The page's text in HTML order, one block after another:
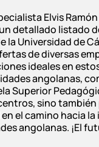
Elvis
detallado listado
Universidad de
de diversas
ideales en
angolanas,
Superior
sino
el camino hacia
angolanas. ¡El